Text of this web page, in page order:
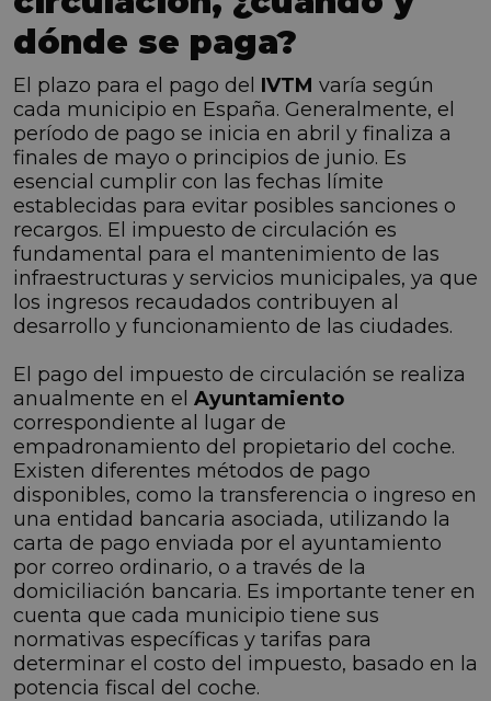
dónde se paga?
El plazo para el pago del IVTM varía según
cada municipio en España. Generalmente, el
período de pago se inicia en abril y finaliza a
finales de mayo o principios de junio. Es
esencial cumplir con las fechas límite
establecidas para evitar posibles sanciones o
recargos. El impuesto de circulación es
fundamental para el mantenimiento de las
infraestructuras y servicios municipales, ya que
los ingresos recaudados contribuyen al
desarrollo y funcionamiento de las ciudades.
El pago del impuesto de circulación se realiza
anualmente en el Ayuntamiento
correspondiente al lugar de
empadronamiento del propietario del coche.
Existen diferentes métodos de pago
disponibles, como la transferencia o ingreso en
una entidad bancaria asociada, utilizando la
carta de pago enviada por el ayuntamiento
por correo ordinario, o a través de la
domiciliación bancaria. Es importante tener en
cuenta que cada municipio tiene sus
normativas específicas y tarifas para
determinar el costo del impuesto, basado en la
potencia fiscal del coche.